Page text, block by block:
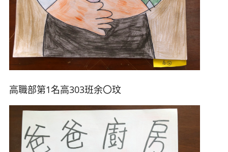
高職部第1名高303班余〇玟